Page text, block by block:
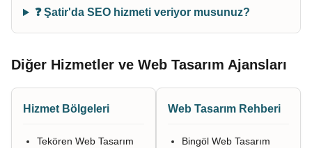
❓ Şatir'da SEO hizmeti veriyor musunuz?
Diğer Hizmetler ve Web Tasarım Ajansları
Hizmet Bölgeleri
Tekören Web Tasarım
Web Tasarım Rehberi
Bingöl Web Tasarım